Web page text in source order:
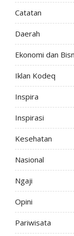
Catatan
Daerah
Ekonomi dan
Iklan Kodeq
Inspira
Inspirasi
Kesehatan
Nasional
Ngaji
Opini
Pariwisata